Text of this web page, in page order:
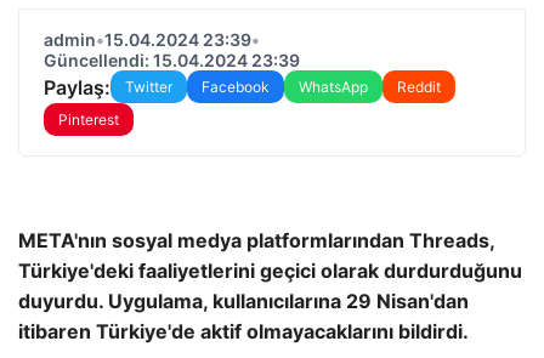
admin•15.04.2024 23:39•
Güncellendi: 15.04.2024 23:39
Paylaş: Twitter Facebook WhatsApp
Reddit
Pinterest
META'nın sosyal medya platformlarından Threads,
Türkiye'deki faaliyetlerini geçici olarak durdurduğunu
duyurdu. Uygulama, kullanıcılarına 29 Nisan'dan
itibaren Türkiye'de aktif olmayacaklarını bildirdi.